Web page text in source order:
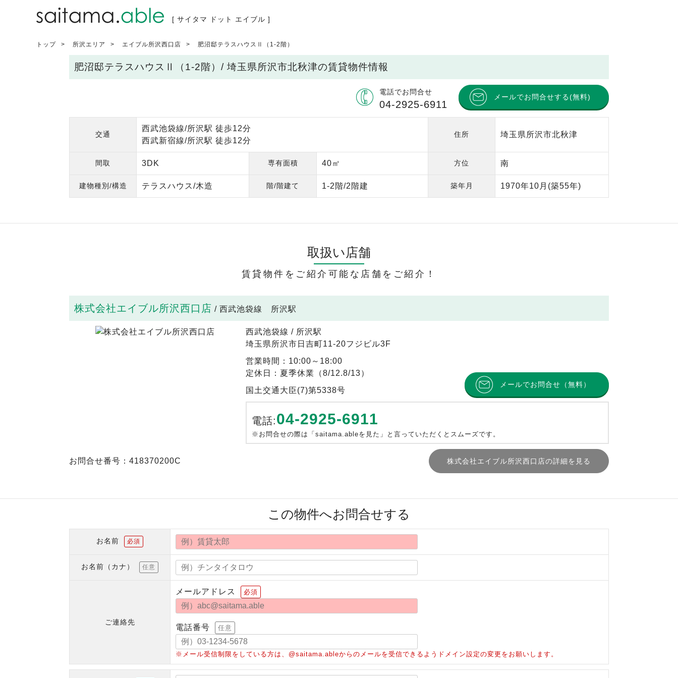
[ サイタマ ドット エイブル ]
トップ 所沢エリア エイブル所沢西口店 肥沼邸テラスハウスⅡ（1-2階）
肥沼邸テラスハウスⅡ（1-2階）/ 埼玉県所沢市北秋津の賃貸物件情報
電話でお問合せ
04-2925-6911
メールでお問合せする(無料)
交通
西武池袋線/所沢駅 徒歩12分
西武新宿線/所沢駅 徒歩12分
住所 埼玉県所沢市北秋津
間取 3DK 専有面積 40㎡ 方位 南
建物種別/構造 テラスハウス/木造 階/階建て 1-2階/2階建 築年月 1970年10月 (築55年)
取扱い店舗
賃貸物件をご紹介可能な店舗をご紹介！
株式会社エイブル所沢西口店 / 西武池袋線 所沢駅
西武池袋線 / 所沢駅
埼玉県所沢市日吉町11-20フジビル3F
営業時間：10:00～18:00
定休日：夏季休業（8/12.8/13）
国土交通大臣(7)第5338号
メールでお問合せ（無料）
電話:04-2925-6911
※お問合せの際は「saitama.ableを見た」と言っていただくとスムーズです。
お問合せ番号：418370200C 株式会社エイブル所沢西口店の詳細を見る
この物件へお問合せする
お名前 必須
お名前（カナ） 任意
ご連絡先
メールアドレス 必須
電話番号 任意
※メール受信制限をしている方は、@saitama.ableからのメールを受信できるようドメイン設定の変更をお願いします。